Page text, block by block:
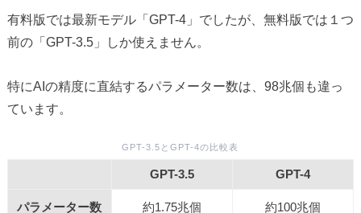
有料版では最新モデル「GPT-4」でしたが、無料版では１つ
前の「GPT-3.5」しか使えません。
特にAIの精度に直結するパラメーター数は、98兆個も違っ
ています。
GPT-3.5とGPT-4の比較表
GPT-3.5 GPT-4
パラメーター数 約1.75兆個 約100兆個